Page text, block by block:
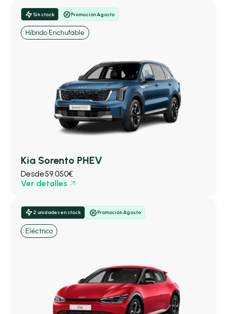
Sin stock Promoción Agosto
Híbrido Enchufable
Kia Sorento PHEV
Desde59.050€
Ver detalles
2 unidades en stock Promoción Agosto
Eléctrico